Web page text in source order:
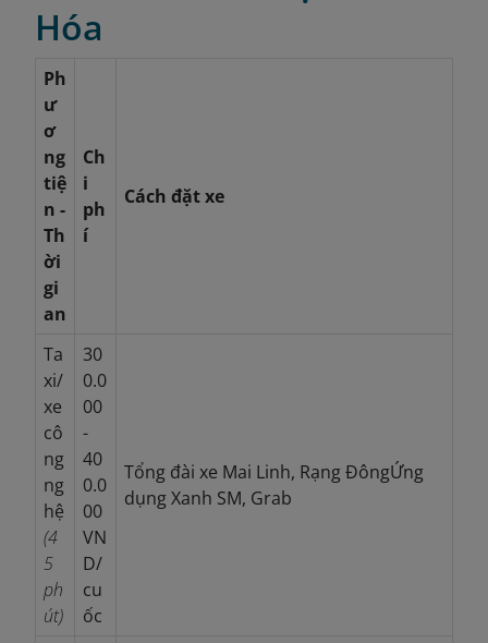
Hóa
Ph
ư
ơ
ng
tiệ
n -
Th
ời
gi
an
Ch
i
ph
í
Cách đặt xe
Ta
xi/
xe
cô
ng
ng
hệ
(4
5
ph
út)
30
0.0
00
-
40
0.0
00
VN
D/
cu
ốc
Tổng đài xe Mai Linh, Rạng ĐôngỨng
dụng Xanh SM, Grab